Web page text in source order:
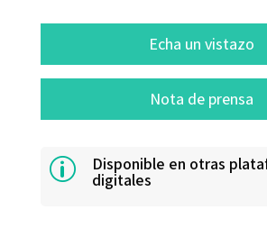
Echa un vistazo
Nota de prensa
p Disponible en otras
digitales